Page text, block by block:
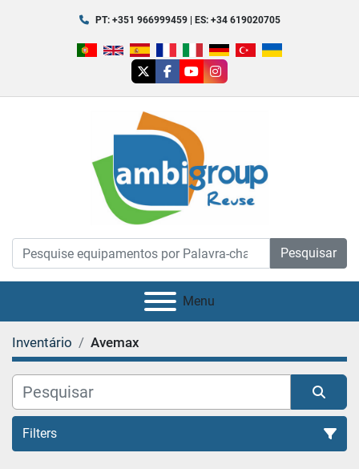
PT: +351 966999459 | ES: +34 619020705
twitterfacebook
youtubeinstagram
Pesquisar
Menu
Inventário Avemax
Filters